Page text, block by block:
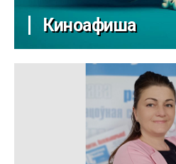
Киноафиша